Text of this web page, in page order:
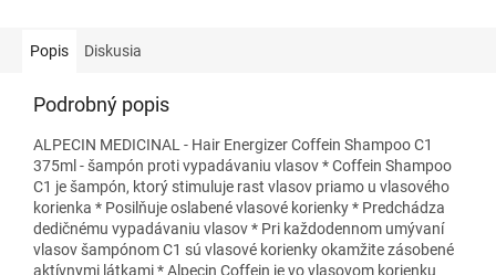
Popis Diskusia
Podrobný popis
ALPECIN MEDICINAL - Hair Energizer Coffein Shampoo C1
375ml - šampón proti vypadávaniu vlasov * Coffein Shampoo
C1 je šampón, ktorý stimuluje rast vlasov priamo u vlasového
korienka * Posilňuje oslabené vlasové korienky * Predchádza
dedičnému vypadávaniu vlasov * Pri každodennom umývaní
vlasov šampónom C1 sú vlasové korienky okamžite zásobené
aktívnymi látkami * Alpecin Coffein je vo vlasovom korienku